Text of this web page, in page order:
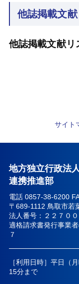
他誌掲載文献
他誌掲
サイト
地方独立行政法
連携推進部
電話 0857-38-6200
〒689-1112 鳥取市若
法人番号：２２７０
適格請求書発行事業
７
［利用日時］平日（
15分まで